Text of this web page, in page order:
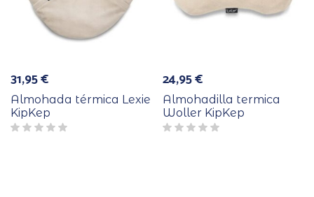
31,95€
Almohada térmica Lexie
KipKep
24,95€
Almohadilla termica
Woller KipKep